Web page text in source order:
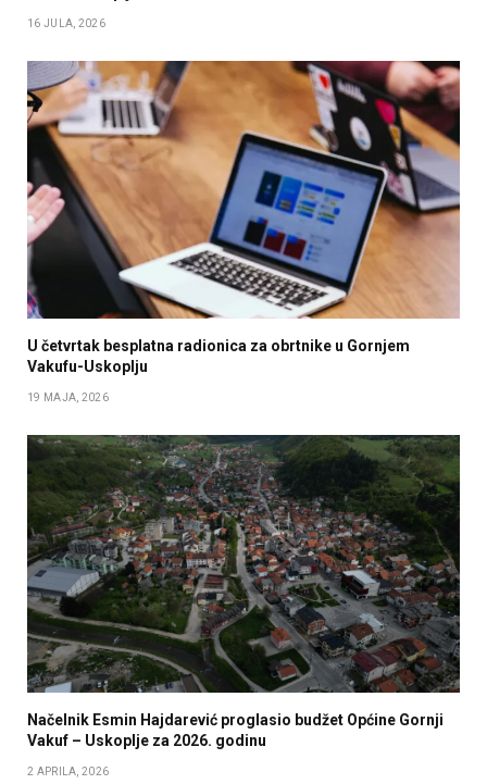
16 JULA, 2026
U četvrtak besplatna radionica za obrtnike u Gornjem
Vakufu-Uskoplju
19 MAJA, 2026
Načelnik Esmin Hajdarević proglasio budžet Općine Gornji
Vakuf – Uskoplje za 2026. godinu
2 APRILA, 2026